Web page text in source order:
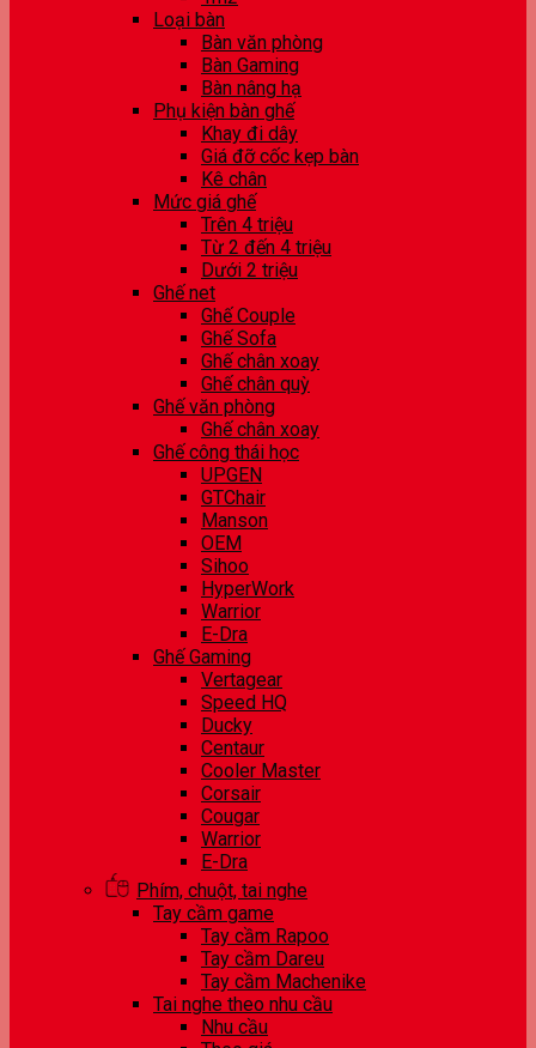
Loại bàn
Bàn văn phòng
Bàn Gaming
Bàn nâng hạ
Phụ kiện bàn ghế
Khay đi dây
Giá đỡ cốc kẹp bàn
Kê chân
Mức giá ghế
Trên 4 triệu
Từ 2 đến 4 triệu
Dưới 2 triệu
Ghế net
Ghế Couple
Ghế Sofa
Ghế chân xoay
Ghế chân quỳ
Ghế văn phòng
Ghế chân xoay
Ghế công thái học
UPGEN
GTChair
Manson
OEM
Sihoo
HyperWork
Warrior
E-Dra
Ghế Gaming
Vertagear
Speed HQ
Ducky
Centaur
Cooler Master
Corsair
Cougar
Warrior
E-Dra
Phím, chuột, tai nghe
Tay cầm game
Tay cầm Rapoo
Tay cầm Dareu
Tay cầm Machenike
Tai nghe theo nhu cầu
Nhu cầu